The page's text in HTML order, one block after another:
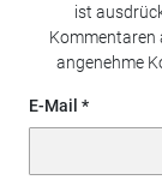
ist
Kommentaren
angenehme
E-Mail